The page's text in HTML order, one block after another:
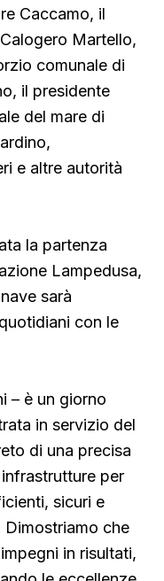
Caccamo, il
Martello,
comunale di
il presidente
del mare di
e altre autorità
la partenza
Lampedusa,
sarà
con le
– è un giorno
in servizio del
di una precisa
per
sicuri e
che
in risultati,